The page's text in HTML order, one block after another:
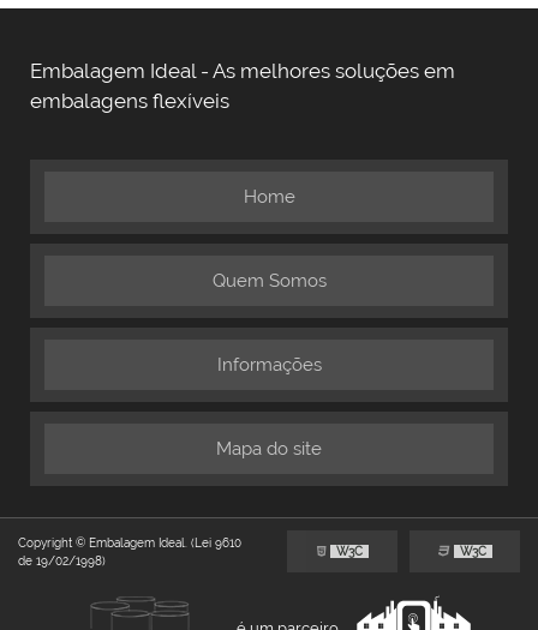
Embalagem Ideal - As melhores soluções em
embalagens flexíveis
Home
Quem Somos
Informações
Mapa do site
Copyright © Embalagem Ideal. (Lei 9610
de 19/02/1998)
W3C W3C